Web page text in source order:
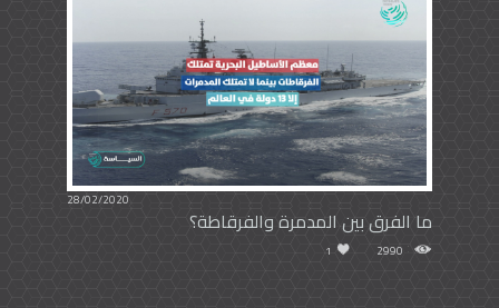
28/02/2020
ما الفرق بين المدمرة والفرقاطة؟
2990
1